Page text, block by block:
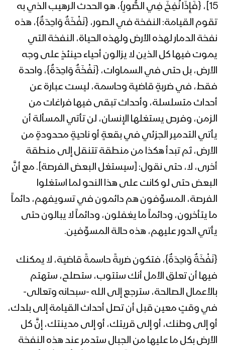
لقائد الثورة السيد عبدالملك بدرالدين
الحوثي 1441هـ
المحاضرة الرمضانية الخامسة والعشرون
لقائد الثورة السيد عبدالملك بدرالدين
الحوثي 1441هـ
المحاضرة الرمضانية الرابعة والعشرون لقائد
الثورة السيد عبدالملك بدرالدين الحوثي
1441هـ
المحاضرة الرمضانية الثالثة والعشرون لقائد
الثورة السيد عبدالملك بدرالدين الحوثي
1441هـ
المحاضرة الرمضانية الثانية والعشرون لقائد
الثورة السيد عبدالملك بدرالدين الحوثي
1441هـ
لقائد الثورة السيد عبدالملك بدرالدين
المحاضرة الرمضانية العشرون لقائد الثورة
السيد عبدالملك بدرالدين الحوثي 1441هـ –
ذكرى استشهاد الإمام علي (عليه السلام)
المحاضرة الرمضانية التاسعة عشر لقائد
15]، {فَإِذَا نُفِخَ فِي الصُّورِ}، هو الحدث الرهيب الذي به
تقوم القيامة: النفخة في الصور، {نَفْخَةٌ وَاحِدَةٌ}، هذه
نفخة الدمار لهذه الأرض ولهذه الحياة، النفخة التي
يموت فيها كل الذين لا يزالون أحياء حينئذٍ على وجه
الأرض، بل حتى في السماوات، {نَفْخَةٌ وَاحِدَةٌ}، واحدة
فقط، في ضربةٍ قاضية وحاسمة، ليست عبارة عن
أحداث متسلسلة، وأحداث تبقى فيها فراغات من
الزمن، وفرص يستغلها الإنسان، لن تأتي المسألة أن
يأتي التدمير الجزئي في بقعةٍ أو ناحيةٍ محدودةٍ من
الأرض، ثم تبدأ هكذا من منطقة تتنقل إلى منطقة
أخرى، لا، حتى نقول: [سيستغل البعض الفرصة]. مع أنَّ
البعض حتى لو كانت على هذا النحو لما استغلوا
الفرصة، المسوِّفون هم دائمون في تسويفهم، دائماً
ما يتأخرون، ودائماً ما يغفلون، ودائماً لا يبالون حتى
يأتي الدور عليهم، هذه حالة المسوِّفين.
{نَفْخَةٌ وَاحِدَةٌ}، فتكون ضربةً حاسمةً قاضية، لا يمكنك
فيها أن تعلق الأمل أنك ستتوب، ستصلح، ستهتم
بالأعمال الصالحة، سترجع إلى الله -سبحانه وتعالى-
في وقتٍ معين قبل أن تصل أحداث القيامة إلى بلدك،
أو إلى وطنك، أو إلى قريتك، أو إلى مدينتك، إنَّ كل
الأرض بكل ما عليها من الجبال ستدمر عند هذه النفخة